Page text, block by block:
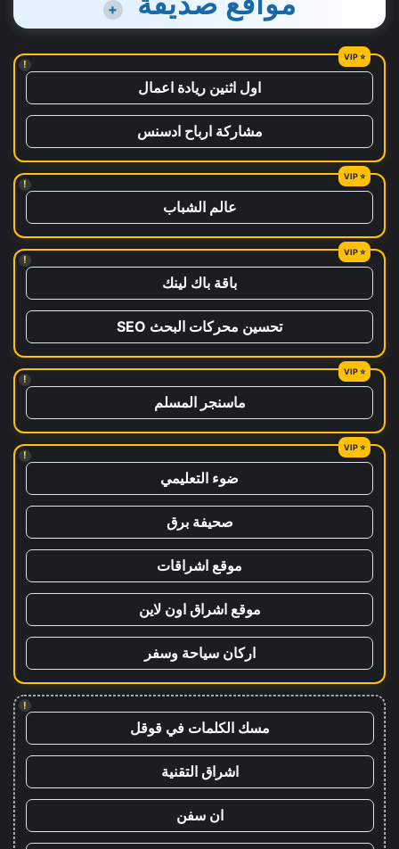
+
!
اول اثنين ريادة اعمال
مشاركة ارباح ادسنس
!
عالم الشباب
!
باقة باك لينك
تحسين محركات البحث SEO
!
ماسنجر المسلم
!
ضوء التعليمي
صحيفة برق
موقع اشراقات
موقع اشراق اون لاين
اركان سياحة وسفر
!
مسك الكلمات في قوقل
اشراق التقنية
ان سفن